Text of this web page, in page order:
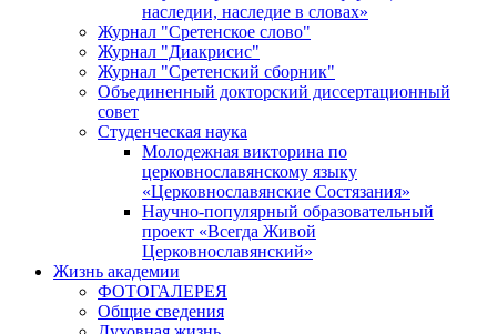
наследии, наследие в словах»
Журнал "Сретенское слово"
Журнал "Диакрисис"
Журнал "Сретенский сборник"
Объединенный докторский диссертационный
совет
Студенческая наука
Молодежная викторина по
церковнославянскому языку
«Церковнославянские Состязания»
Научно-популярный образовательный
проект «Всегда Живой
Церковнославянский»
Жизнь академии
ФОТОГАЛЕРЕЯ
Общие сведения